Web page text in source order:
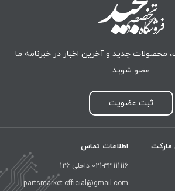
محصولات جدید و آخرین اخبار در خبرنامه ما
عضو شوید
ثبت عضویت
مارکت اطلاعات تماس
021-33111116 داخلی 126
partsmarket.official@gmail.com